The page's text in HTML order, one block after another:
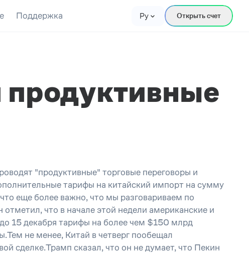
Поддержка Ру Открыть счет
"продуктивные" торговые переговоры и
тарифы на китайский импорт на сумму
еще более важно, что мы разговариваем по
что в начале этой недели американские и
15 декабря тарифы на более чем $150 млрд
не менее, Китай в четверг пообещал
сделке.Трамп сказал, что он не думает, что Пекин